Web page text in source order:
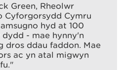
Green, Rheolwr
Cyforgorsydd Cymru
hyd at 100
- mae hynny'n
dros ddau faddon. Mae
ac yn atal migwyn